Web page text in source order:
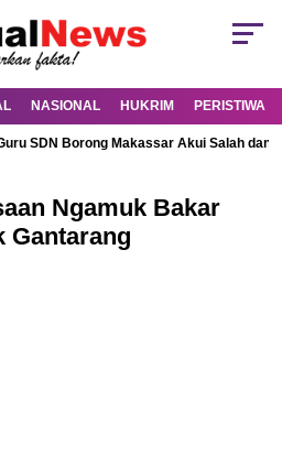
NASIONAL HUKRIM PERISTIWA
SDN Borong Makassar Akui Salah dan
Ngamuk Bakar
Gantarang